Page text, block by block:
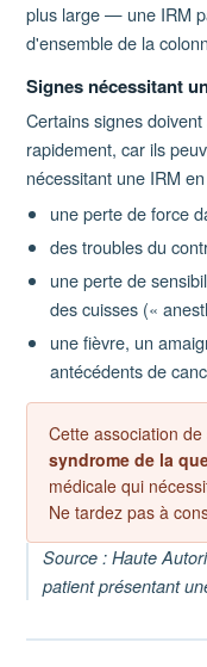
plus large — une IRM
d'ensemble de la
Signes nécessitant
Certains signes
rapidement, car ils
nécessitant une IRM
une perte de force
des troubles du
une perte de
des cuisses («
une fièvre, un
antécédents de
Cette association
syndrome de la
médicale qui
Ne tardez pas à
Source : Haute
patient présentant